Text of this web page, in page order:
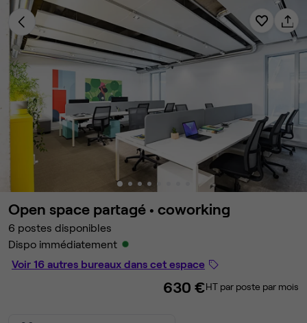
Open space partagé • coworking
6 postes disponibles
Dispo immédiatement
Voir 16 autres bureaux dans cet espace
630 €HT par poste par mois